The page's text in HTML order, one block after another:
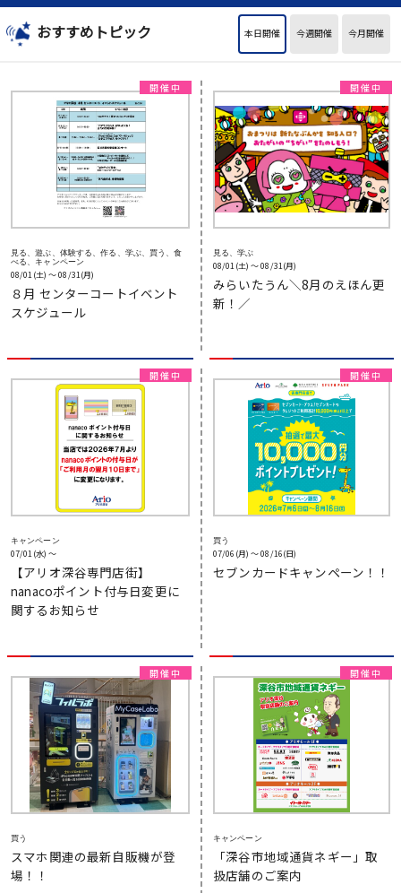
おすすめトピック 本日開催 今週開催 今月開催
見る、遊ぶ、体験する、作る、学ぶ、買う、食
べる、キャンペーン
08/01(土) 〜 08/31(月)
８月 センターコートイベント
スケジュール
見る、学ぶ
08/01(土) 〜 08/31(月)
みらいたうん＼8月のえほん更
新！／
キャンペーン
07/01(水) 〜
【アリオ深谷専門店街】
nanacoポイント付与日変更に
関するお知らせ
買う
07/06(月) 〜 08/16(日)
セブンカードキャンペーン！！
買う
スマホ関連の最新自販機が登
場！！
キャンペーン
「深谷市地域通貨ネギー」取
扱店舗のご案内